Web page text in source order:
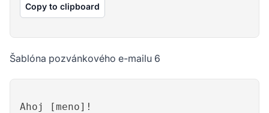
Copy to clipboard
Šablóna pozvánkového e-mailu 6
Ahoj [meno]!